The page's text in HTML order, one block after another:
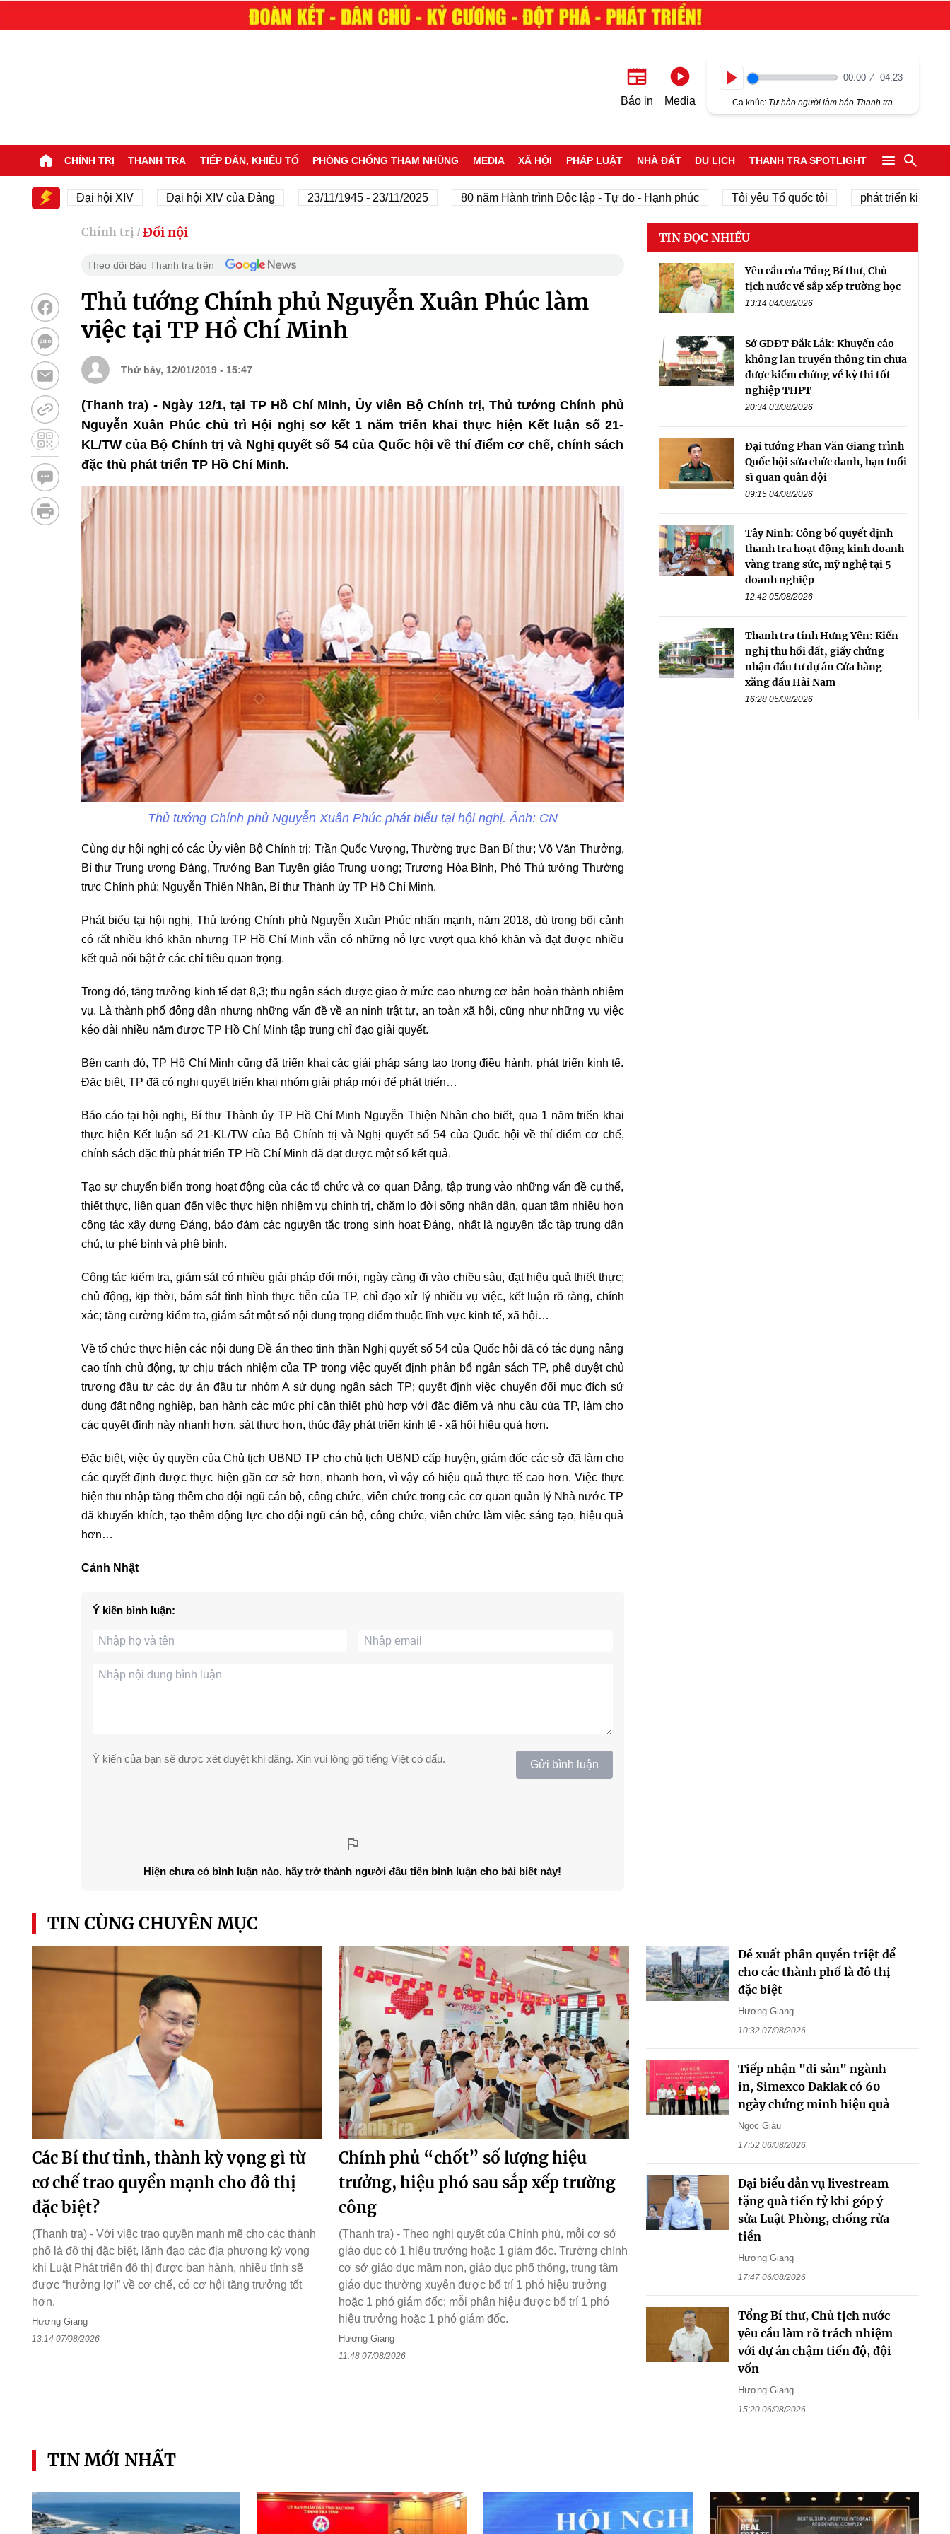
Báo in Media
00:00 04:23
Ca khúc: Tự hào người làm báo Thanh tra
CHÍNH TRỊ THANH TRA TIẾP DÂN, KHIẾU TỐ PHÒNG CHỐNG THAM NHŨNG MEDIA XÃ HỘI PHÁP LUẬT NHÀ ĐẤT DU LỊCH THANH TRA SPOTLIGHT
Đại hội XIV Đại hội XIV của Đảng 23/11/1945 - 23/11/2025 80 năm Hành trình Độc lập - Tự do - Hạnh phúc Tôi yêu Tổ quốc tôi phát triển kinh tế tư
Chính trị / Đối nội
Theo dõi Báo Thanh tra trên
Thủ tướng Chính phủ Nguyễn Xuân Phúc làm
việc tại TP Hồ Chí Minh
Thứ bảy, 12/01/2019 - 15:47
(Thanh tra) - Ngày 12/1, tại TP Hồ Chí Minh, Ủy viên Bộ Chính trị, Thủ tướng Chính phủ
Nguyễn Xuân Phúc chủ trì Hội nghị sơ kết 1 năm triển khai thực hiện Kết luận số 21-
KL/TW của Bộ Chính trị và Nghị quyết số 54 của Quốc hội về thí điểm cơ chế, chính sách
đặc thù phát triển TP Hồ Chí Minh.
Thủ tướng Chính phủ Nguyễn Xuân Phúc phát biểu tại hội nghị. Ảnh: CN
Cùng dự hội nghị có các Ủy viên Bộ Chính trị: Trần Quốc Vượng, Thường trực Ban Bí thư; Võ Văn Thưởng,
Bí thư Trung ương Đảng, Trưởng Ban Tuyên giáo Trung ương; Trương Hòa Bình, Phó Thủ tướng Thường
trực Chính phủ; Nguyễn Thiện Nhân, Bí thư Thành ủy TP Hồ Chí Minh.
Phát biểu tại hội nghị, Thủ tướng Chính phủ Nguyễn Xuân Phúc nhấn mạnh, năm 2018, dù trong bối cảnh
có rất nhiều khó khăn nhưng TP Hồ Chí Minh vẫn có những nỗ lực vượt qua khó khăn và đạt được nhiều
kết quả nổi bật ở các chỉ tiêu quan trọng.
Trong đó, tăng trưởng kinh tế đạt 8,3; thu ngân sách được giao ở mức cao nhưng cơ bản hoàn thành nhiệm
vụ. Là thành phố đông dân nhưng những vấn đề về an ninh trật tự, an toàn xã hội, cũng như những vụ việc
kéo dài nhiều năm được TP Hồ Chí Minh tập trung chỉ đạo giải quyết.
Bên cạnh đó, TP Hồ Chí Minh cũng đã triển khai các giải pháp sáng tạo trong điều hành, phát triển kinh tế.
Đặc biệt, TP đã có nghị quyết triển khai nhóm giải pháp mới để phát triển…
Báo cáo tại hội nghị, Bí thư Thành ủy TP Hồ Chí Minh Nguyễn Thiện Nhân cho biết, qua 1 năm triển khai
thực hiện Kết luận số 21-KL/TW của Bộ Chính trị và Nghị quyết số 54 của Quốc hội về thí điểm cơ chế,
chính sách đặc thù phát triển TP Hồ Chí Minh đã đạt được một số kết quả.
Tạo sự chuyển biến trong hoạt động của các tổ chức và cơ quan Đảng, tập trung vào những vấn đề cụ thể,
thiết thực, liên quan đến việc thực hiện nhiệm vụ chính trị, chăm lo đời sống nhân dân, quan tâm nhiều hơn
công tác xây dựng Đảng, bảo đảm các nguyên tắc trong sinh hoạt Đảng, nhất là nguyên tắc tập trung dân
chủ, tự phê bình và phê bình.
Công tác kiểm tra, giám sát có nhiều giải pháp đổi mới, ngày càng đi vào chiều sâu, đạt hiệu quả thiết thực;
chủ động, kịp thời, bám sát tình hình thực tiễn của TP, chỉ đạo xử lý nhiều vụ việc, kết luận rõ ràng, chính
xác; tăng cường kiểm tra, giám sát một số nội dung trọng điểm thuộc lĩnh vực kinh tế, xã hội…
Về tổ chức thực hiện các nội dung Đề án theo tinh thần Nghị quyết số 54 của Quốc hội đã có tác dụng nâng
cao tính chủ động, tự chịu trách nhiệm của TP trong việc quyết định phân bổ ngân sách TP, phê duyệt chủ
trương đầu tư các dự án đầu tư nhóm A sử dụng ngân sách TP; quyết định việc chuyển đổi mục đích sử
dụng đất nông nghiệp, ban hành các mức phí cần thiết phù hợp với đặc điểm và nhu cầu của TP, làm cho
các quyết định này nhanh hơn, sát thực hơn, thúc đẩy phát triển kinh tế - xã hội hiệu quả hơn.
Đặc biệt, việc ủy quyền của Chủ tịch UBND TP cho chủ tịch UBND cấp huyện, giám đốc các sở đã làm cho
các quyết định được thực hiện gần cơ sở hơn, nhanh hơn, vì vậy có hiệu quả thực tế cao hơn. Việc thực
hiện thu nhập tăng thêm cho đội ngũ cán bộ, công chức, viên chức trong các cơ quan quản lý Nhà nước TP
đã khuyến khích, tạo thêm động lực cho đội ngũ cán bộ, công chức, viên chức làm việc sáng tạo, hiệu quả
hơn…
Cảnh Nhật
Ý kiến bình luận:
Ý kiến của bạn sẽ được xét duyệt khi đăng. Xin vui lòng gõ tiếng Việt có dấu. Gửi bình luận
Hiện chưa có bình luận nào, hãy trở thành người đầu tiên bình luận cho bài biết này!
TIN ĐỌC NHIỀU
Yêu cầu của Tổng Bí thư, Chủ
tịch nước về sắp xếp trường học
13:14 04/08/2026
Sở GDĐT Đắk Lắk: Khuyến cáo
không lan truyền thông tin chưa
được kiểm chứng về kỳ thi tốt
nghiệp THPT
20:34 03/08/2026
Đại tướng Phan Văn Giang trình
Quốc hội sửa chức danh, hạn tuổi
sĩ quan quân đội
09:15 04/08/2026
Tây Ninh: Công bố quyết định
thanh tra hoạt động kinh doanh
vàng trang sức, mỹ nghệ tại 5
doanh nghiệp
12:42 05/08/2026
Thanh tra tỉnh Hưng Yên: Kiến
nghị thu hồi đất, giấy chứng
nhận đầu tư dự án Cửa hàng
xăng dầu Hải Nam
16:28 05/08/2026
TIN CÙNG CHUYÊN MỤC
Các Bí thư tỉnh, thành kỳ vọng gì từ
cơ chế trao quyền mạnh cho đô thị
đặc biệt?
(Thanh tra) - Với việc trao quyền mạnh mẽ cho các thành
phố là đô thị đặc biệt, lãnh đạo các địa phương kỳ vọng
khi Luật Phát triển đô thị được ban hành, nhiều tỉnh sẽ
được “hưởng lợi” về cơ chế, có cơ hội tăng trưởng tốt
hơn.
Hương Giang
13:14 07/08/2026
Chính phủ “chốt” số lượng hiệu
trưởng, hiệu phó sau sắp xếp trường
công
(Thanh tra) - Theo nghị quyết của Chính phủ, mỗi cơ sở
giáo dục có 1 hiệu trưởng hoặc 1 giám đốc. Trường chính
cơ sở giáo dục mầm non, giáo dục phổ thông, trung tâm
giáo dục thường xuyên được bố trí 1 phó hiệu trưởng
hoặc 1 phó giám đốc; mỗi phân hiệu được bố trí 1 phó
hiệu trưởng hoặc 1 phó giám đốc.
Hương Giang
11:48 07/08/2026
Đề xuất phân quyền triệt để
cho các thành phố là đô thị
đặc biệt
Hương Giang
10:32 07/08/2026
Tiếp nhận "di sản" ngành
in, Simexco Daklak có 60
ngày chứng minh hiệu quả
Ngọc Giàu
17:52 06/08/2026
Đại biểu dẫn vụ livestream
tặng quà tiền tỷ khi góp ý
sửa Luật Phòng, chống rửa
tiền
Hương Giang
17:47 06/08/2026
Tổng Bí thư, Chủ tịch nước
yêu cầu làm rõ trách nhiệm
với dự án chậm tiến độ, đội
vốn
Hương Giang
15:20 06/08/2026
TIN MỚI NHẤT